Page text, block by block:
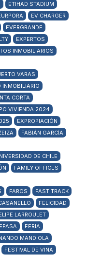
ETIHAD STADIUM
EV CHARGER
EVERGRANDE
EXPERTOS
INMOBILIARIOS
VARAS
INMOBILIARIO
CORTA
VIVIENDA 2024
EXPROPIACIÓN
FABIÁN GARCÍA
DE CHILE
FAMILY OFFICES
FAROS
FAST TRACK
FELICIDAD
LARROULET
FERIA
MANDIOLA
FESTIVAL DE VIÑA